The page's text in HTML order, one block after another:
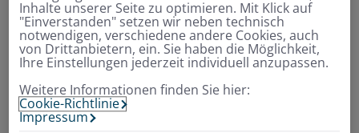
Wer einen Wanderurlaub mit Kindern
plant, sollte deshalb folgende
Aktivitäten immer mit einplanen:
Steine ins Wasser werfen
Dinge sammeln (glitzernde Steine, Fossilien,
Inhalte unserer Seite zu optimieren. Mit Klick auf
"Einverstanden" setzen wir neben technisch
notwendigen, verschiedene andere Cookies, auch
von Drittanbietern, ein. Sie haben die Möglichkeit,
Ihre Einstellungen jederzeit individuell anzupassen.
Weitere Informationen finden Sie hier:
Cookie-Richtlinie
Impressum